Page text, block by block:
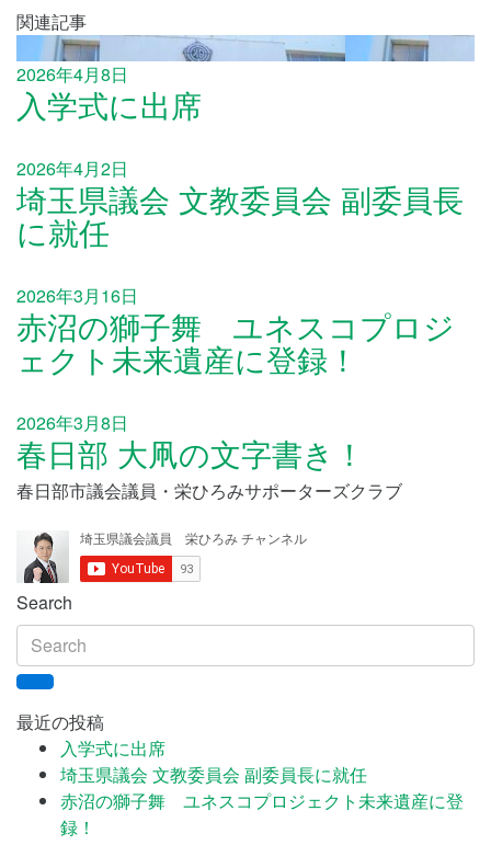
関連記事
2026年4月8日
入学式に出席
2026年4月2日
埼玉県議会 文教委員会 副委員長
に就任
2026年3月16日
赤沼の獅子舞 ユネスコプロジ
ェクト未来遺産に登録！
2026年3月8日
春日部 大凧の文字書き！
春日部市議会議員・栄ひろみサポーターズクラブ
Search
最近の投稿
入学式に出席
埼玉県議会 文教委員会 副委員長に就任
赤沼の獅子舞 ユネスコプロジェクト未来遺産に登
録！